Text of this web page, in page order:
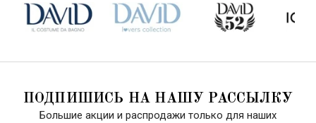
ПОДПИШИСЬ НА НАШУ РАССЫЛКУ
Большие акции и распродажи только для наших